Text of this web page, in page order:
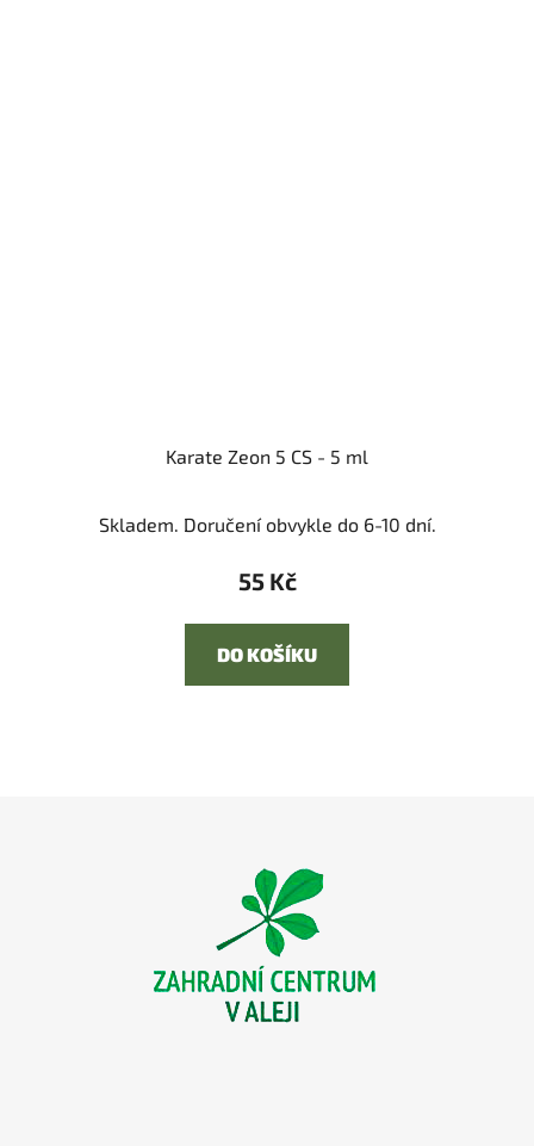
Karate Zeon 5 CS - 5 ml
Skladem. Doručení obvykle do 6-10 dní.
55 Kč
DO KOŠÍKU